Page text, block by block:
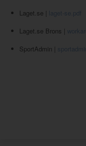
Laget.se |
laget-se.pdf
Laget.se Brons |
SportAdmin |